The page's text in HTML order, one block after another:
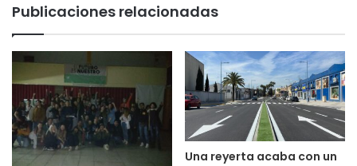
Publicaciones relacionadas
Una reyerta acaba con un